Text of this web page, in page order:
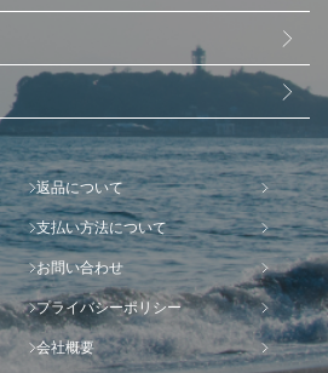
返品について
支払い方法について
お問い合わせ
プライバシーポリシー
会社概要